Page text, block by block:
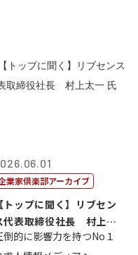
業家倶楽部アーカイブ
【トップに聞く】リブセン
代表取締役社長 村上太
氏
倒的に影響力を持つNo１